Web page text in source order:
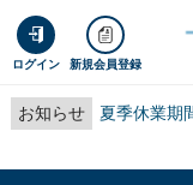
ログイン 新規会員登録
お知らせ 夏季休業期